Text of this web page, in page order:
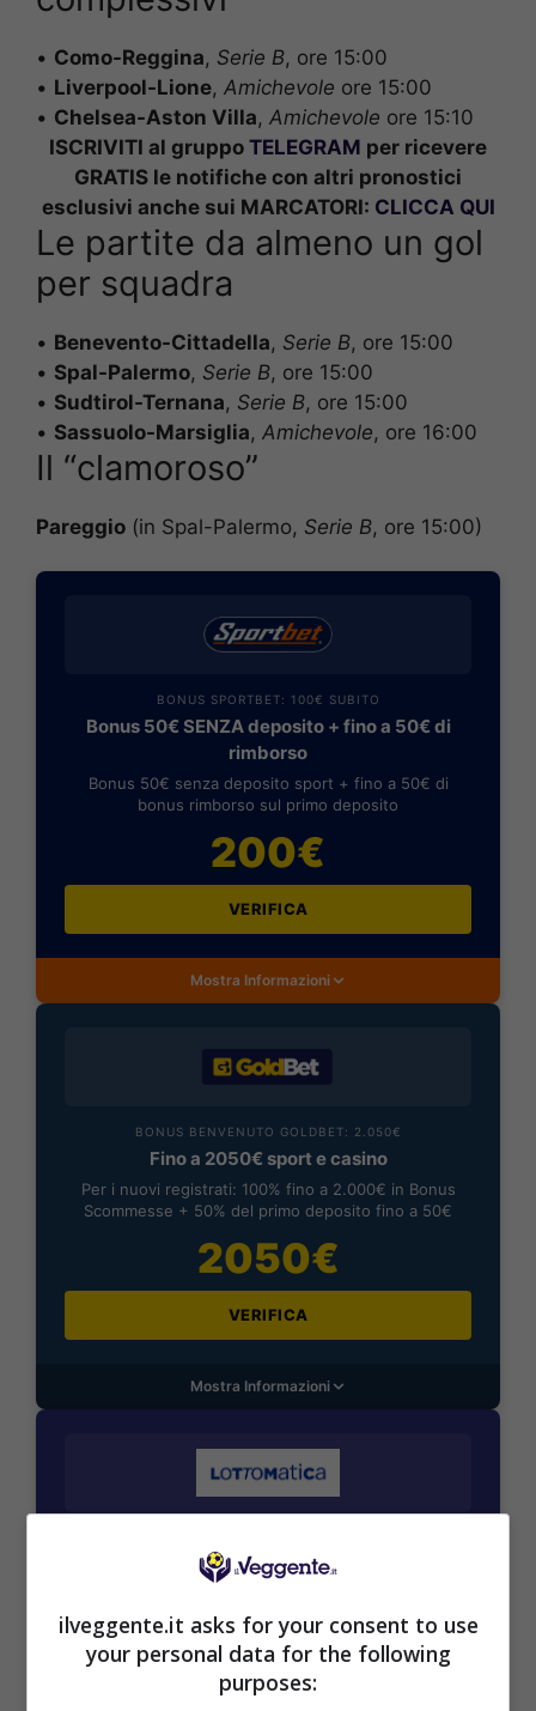
• Como-Reggina, Serie B, ore 15:00
• Liverpool-Lione, Amichevole ore 15:00
• Chelsea-Aston Villa, Amichevole ore 15:10
ISCRIVITI al gruppo TELEGRAM per ricevere
GRATIS le notifiche con altri pronostici
esclusivi anche sui MARCATORI: CLICCA QUI
Le partite da almeno un gol
per squadra
• Benevento-Cittadella, Serie B, ore 15:00
• Spal-Palermo, Serie B, ore 15:00
• Sudtirol-Ternana, Serie B, ore 15:00
• Sassuolo-Marsiglia, Amichevole, ore 16:00
Il “clamoroso”
Pareggio (in Spal-Palermo, Serie B, ore 15:00)
BONUS SPORTBET: 100€ SUBITO
Bonus 50€ SENZA deposito + fino a 50€ di
rimborso
Bonus 50€ senza deposito sport + fino a 50€ di
bonus rimborso sul primo deposito
200€
VERIFICA
Mostra Informazioni
BONUS BENVENUTO GOLDBET: 2.050€
Fino a 2050€ sport e casino
Per i nuovi registrati: 100% fino a 2.000€ in Bonus
Scommesse + 50% del primo deposito fino a 50€
2050€
VERIFICA
Mostra Informazioni
Fino a 2050€ bonus scommesse e sport
Bonus Scommesse + 100% fino a 2000€ in Bonus
Sport
2050€
ilveggente.it asks for your consent to use
your personal data for the following
purposes: